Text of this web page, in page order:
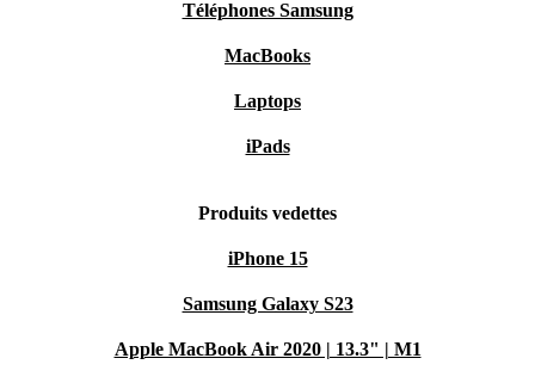
Téléphones Samsung
MacBooks
Laptops
iPads
Produits vedettes
iPhone 15
Samsung Galaxy S23
Apple MacBook Air 2020 | 13.3" | M1